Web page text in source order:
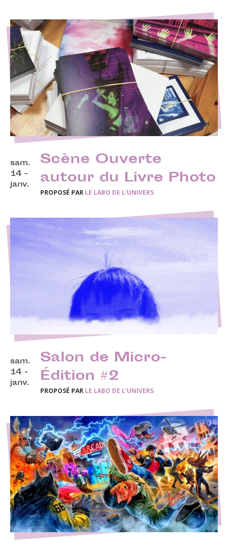
sam.
14 -
janv.
Scène Ouverte
autour du Livre Photo
PROPOSÉ PAR LE LABO DE L'UNIVERS
sam.
14 -
janv.
Salon de Micro-
Édition #2
PROPOSÉ PAR LE LABO DE L'UNIVERS